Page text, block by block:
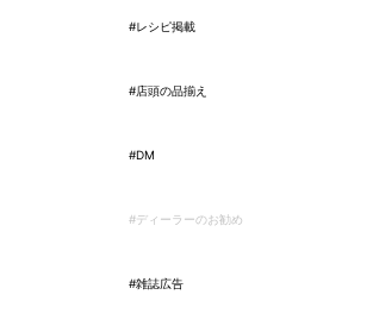
#レシピ掲載
#店頭の品揃え
#DM
#ディーラーのお勧め
#雑誌広告